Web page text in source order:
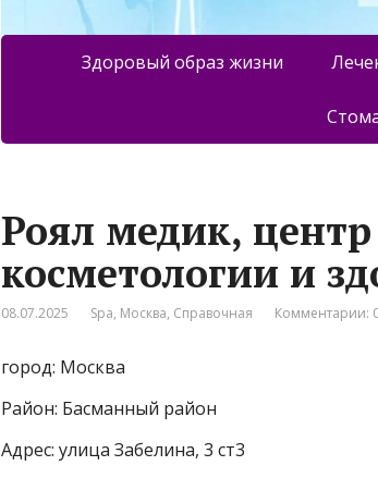
Здоровый образ жизни
Роял медик,
косметологии и
08.07.2025 Spa, Москва, Справочная Комментарии:
город: Москва
Район: Басманный район
Адрес: улица Забелина, 3 ст3